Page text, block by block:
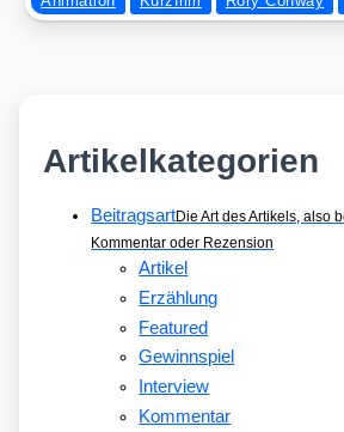
Artikelkategorien
BeitragsartDie Art des Artikels, also
Kommentar oder Rezension
Artikel
Erzählung
Featured
Gewinnspiel
Interview
Kommentar